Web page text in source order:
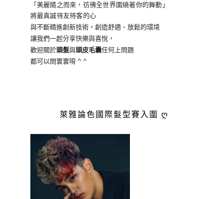
「美麗隨之而來，彷彿全世界圍繞著你的舞動」
將最真誠待友待客的心
與不斷精進創新技術，創造舒適、放鬆的環境
讓我們一起分享快樂與喜悅，
歡迎關於頭髮與頭皮毛囊任何上問題
都可以問寰寰唷 ^ ^
萊雅論色國際髮型賽入圍 ღ